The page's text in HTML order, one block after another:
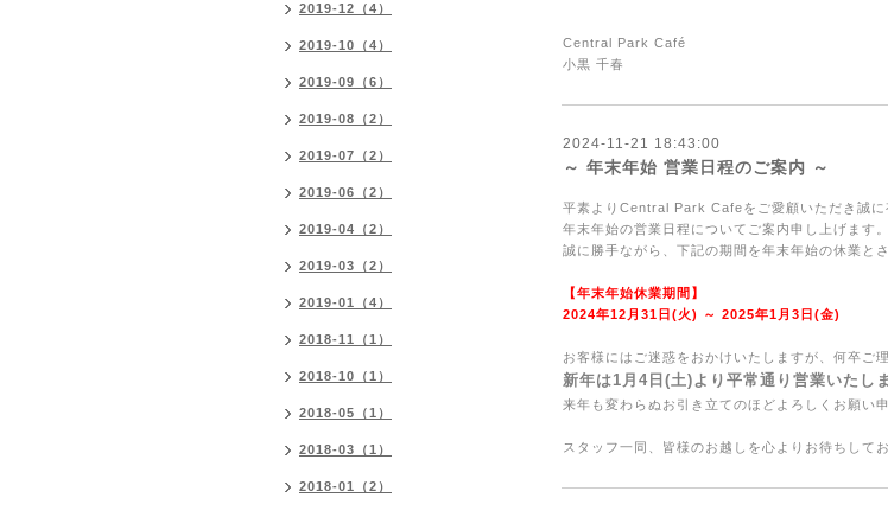
Central Park Café
小黒 千春
2024-11-21 18:43:00
～ 年末年始 営業日程のご案内 ～
平素より Central Park Cafeをご愛顧いただき誠に
年末年始の営業日程についてご案内申し上げます。
誠に勝⼿ながら、下記の期間を年末年始の休業と
【年末年始休業期間】
2024年12 月 31 日(火) ～ 2025年1 月3日(金)
お客様にはご迷惑をおかけいたしますが、何卒ご
新年は1 月4日 (土)より平常通り営業いたし
来年も変わらぬお引き立てのほどよろしくお願い
スタッフ一同、皆様のお越しを心よりお待ちしてお
2019-12（4）
2019-10（4）
2019-09（6）
2019-08（2）
2019-07（2）
2019-06（2）
2019-04（2）
2019-03（2）
2019-01（4）
2018-11（1）
2018-10（1）
2018-05（1）
2018-03（1）
2018-01（2）